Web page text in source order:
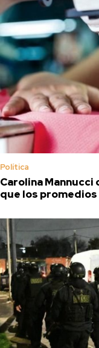
Política
Carolina
que los